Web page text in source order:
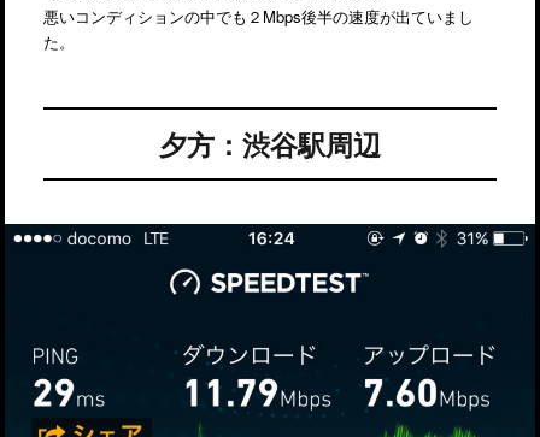
悪いコンディションの中でも２Mbps後半の速度が出ていまし
た。
夕方：渋谷駅周辺